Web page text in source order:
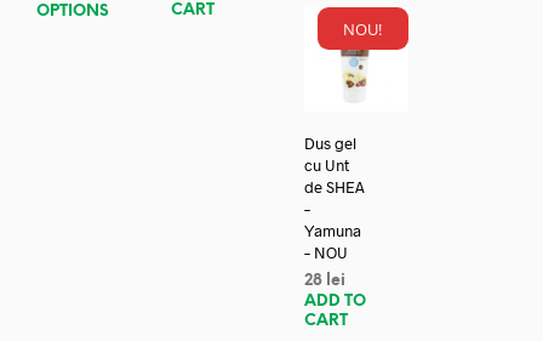
OPTIONS
CART
NOU!
Dus gel
cu Unt
de SHEA
–
Yamuna
– NOU
28 lei
ADD TO
CART